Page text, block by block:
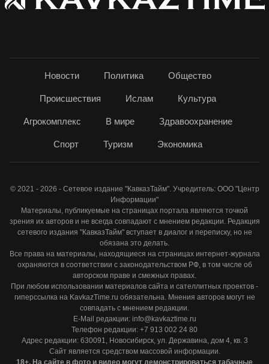
Новости Политика Общество
Происшествия Ислам Культура
Агрокомплекс В мире Здравоохранение
Спорт Туризм Экономика
© 2021 - 2026 - Сетевое издание "КавказТайм". Учредитель: ООО "Центр
Информации"
Материалы, публикуемые на страницах портала являются точкой
зрения их авторов и не всегда совпадают с мнением редакции. Редакция
сетевого издания "КавказТайм" вступает в диалог и переписку, но не
обязана это делать.
Все права на материалы, находящиеся на страницах интернет-журнала
охраняются в соответствии с законодательством РФ, в том числе об
авторском праве и смежных правах.
При любом использовании материалов сайта и сателлитных проектов -
гиперссылка на KavkazTime.ru обязательна. Мнения авторов могут не
совпадать с мнением редакции.
E-Mail редакции: info@kavkaztime.ru
Телефон редакции: +7 913 002 24 80
Адрес редакции: 630091, Новосибирск, ул. Державина, дом 4, кв. 3
Сайт является средством массовой информации.
18+. На сайте в фото и видео могут демонстрироваться табачные